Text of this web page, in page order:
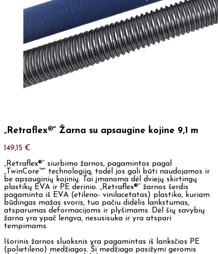
„Retraflex®“ Žarna su apsaugine kojine 9,1 m
149,15 €
„Retraflex®“ siurbimo žarnos, pagamintos pagal
„TwinCore™“ technologiją, todėl jos gali būti naudojamos ir
be apsauginių kojinių. Tai įmanoma dėl dviejų skirtingų
plastikų EVA ir PE derinio. „Retraflex®“ žarnos šerdis
pagaminta iš EVA (etileno- vinilacetatas) plastiko, kuriam
būdingas mažas svoris, tuo pačiu didėlis lankstumas,
atsparumas deformacijoms ir plyšimams. Dėl šių savybių
žarna yra ypač lengva, nesusisuka ir yra atspari
tempimams.
Išorinis žarnos sluoksnis yra pagamintas iš lanksčios PE
(polietileno) medžiagos. Ši medžiaga pasižymi geromis